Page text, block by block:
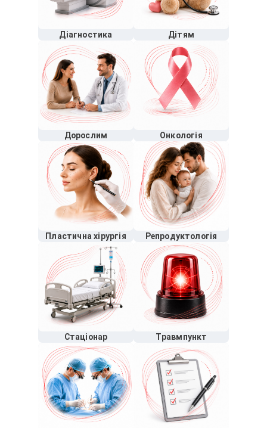
Діагностика Дітям
Дорослим Онкологія
Пластична хірургія Репродуктологія
Стаціонар Травмпункт